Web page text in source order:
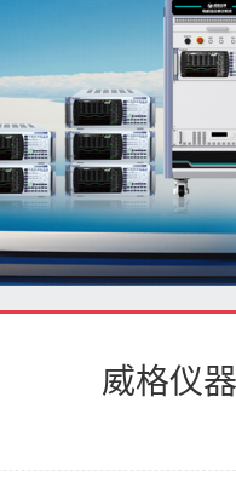
威格仪